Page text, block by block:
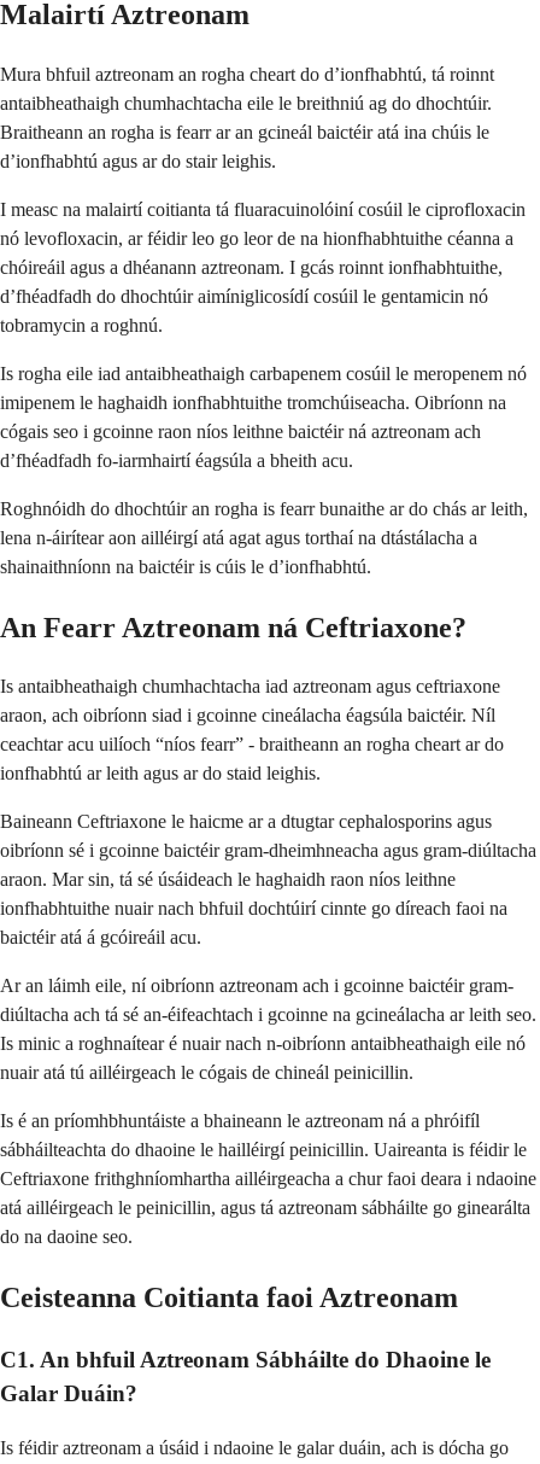
Malairtí Aztreonam
Mura bhfuil aztreonam an rogha cheart do d’ionfhabhtú, tá roinnt
antaibheathaigh chumhachtacha eile le breithniú ag do dhochtúir.
Braitheann an rogha is fearr ar an gcineál baictéir atá ina chúis le
d’ionfhabhtú agus ar do stair leighis.
I measc na malairtí coitianta tá fluaracuinolóiní cosúil le ciprofloxacin
nó levofloxacin, ar féidir leo go leor de na hionfhabhtuithe céanna a
chóireáil agus a dhéanann aztreonam. I gcás roinnt ionfhabhtuithe,
d’fhéadfadh do dhochtúir aimíniglicosídí cosúil le gentamicin nó
tobramycin a roghnú.
Is rogha eile iad antaibheathaigh carbapenem cosúil le meropenem nó
imipenem le haghaidh ionfhabhtuithe tromchúiseacha. Oibríonn na
cógais seo i gcoinne raon níos leithne baictéir ná aztreonam ach
d’fhéadfadh fo-iarmhairtí éagsúla a bheith acu.
Roghnóidh do dhochtúir an rogha is fearr bunaithe ar do chás ar leith,
lena n-áirítear aon ailléirgí atá agat agus torthaí na dtástálacha a
shainaithníonn na baictéir is cúis le d’ionfhabhtú.
An Fearr Aztreonam ná Ceftriaxone?
Is antaibheathaigh chumhachtacha iad aztreonam agus ceftriaxone
araon, ach oibríonn siad i gcoinne cineálacha éagsúla baictéir. Níl
ceachtar acu uilíoch “níos fearr” - braitheann an rogha cheart ar do
ionfhabhtú ar leith agus ar do staid leighis.
Baineann Ceftriaxone le haicme ar a dtugtar cephalosporins agus
oibríonn sé i gcoinne baictéir gram-dheimhneacha agus gram-diúltacha
araon. Mar sin, tá sé úsáideach le haghaidh raon níos leithne
ionfhabhtuithe nuair nach bhfuil dochtúirí cinnte go díreach faoi na
baictéir atá á gcóireáil acu.
Ar an láimh eile, ní oibríonn aztreonam ach i gcoinne baictéir gram-
diúltacha ach tá sé an-éifeachtach i gcoinne na gcineálacha ar leith seo.
Is minic a roghnaítear é nuair nach n-oibríonn antaibheathaigh eile nó
nuair atá tú ailléirgeach le cógais de chineál peinicillin.
Is é an príomhbhuntáiste a bhaineann le aztreonam ná a phróifíl
sábháilteachta do dhaoine le hailléirgí peinicillin. Uaireanta is féidir le
Ceftriaxone frithghníomhartha ailléirgeacha a chur faoi deara i ndaoine
atá ailléirgeach le peinicillin, agus tá aztreonam sábháilte go ginearálta
do na daoine seo.
Ceisteanna Coitianta faoi Aztreonam
C1. An bhfuil Aztreonam Sábháilte do Dhaoine le
Galar Duáin?
Is féidir aztreonam a úsáid i ndaoine le galar duáin, ach is dócha go